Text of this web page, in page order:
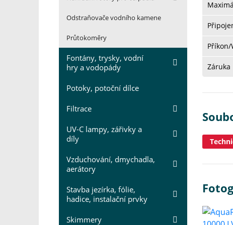
Odstraňovače vodního kamene
Průtokoměry
Fontány, trysky, vodní
hry a vodopády
Potoky, potoční dílce
Filtrace
UV-C lampy, zářivky a
díly
Vzduchování, dmychadla,
aerátory
Stavba jezírka, fólie,
hadice, instalační prvky
Skimmery
Příkon/
Záruka